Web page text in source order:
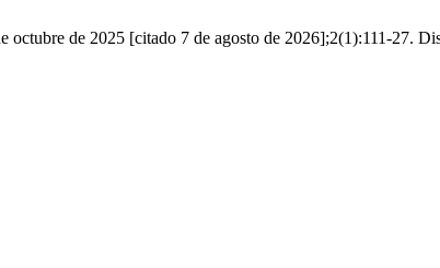
de 2025 [citado 7 de agosto de 2026];2(1):111-27.